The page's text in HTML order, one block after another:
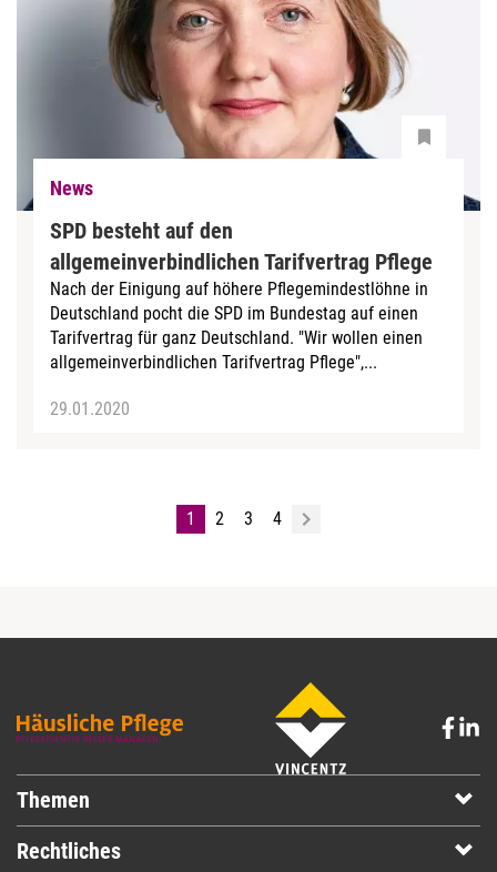
News
SPD besteht auf den
allgemeinverbindlichen Tarifvertrag Pflege
Nach der Einigung auf höhere Pflegemindestlöhne in
Deutschland pocht die SPD im Bundestag auf einen
Tarifvertrag für ganz Deutschland. "Wir wollen einen
allgemeinverbindlichen Tarifvertrag Pflege",...
29.01.2020
1 2 3 4
Themen
Rechtliches